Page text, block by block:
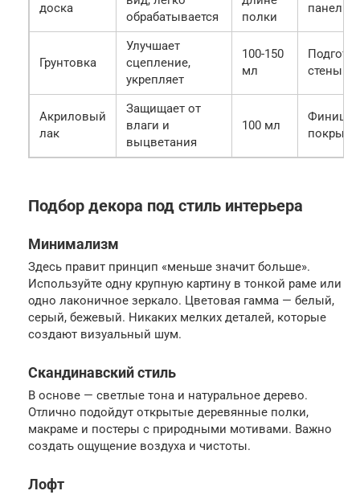
доска
обрабатывается
полки
панели
Грунтовка
Улучшает
сцепление,
укрепляет
100-150
мл
стены
Акриловый
лак
Защищает от
влаги и
выцветания
100 мл
Подбор декора под стиль интерьера
Минимализм
Здесь правит принцип «меньше значит больше».
Используйте одну крупную картину в тонкой раме или
одно лаконичное зеркало. Цветовая гамма — белый,
серый, бежевый. Никаких мелких деталей, которые
создают визуальный шум.
Скандинавский стиль
В основе — светлые тона и натуральное дерево.
Отлично подойдут открытые деревянные полки,
макраме и постеры с природными мотивами. Важно
создать ощущение воздуха и чистоты.
Лофт